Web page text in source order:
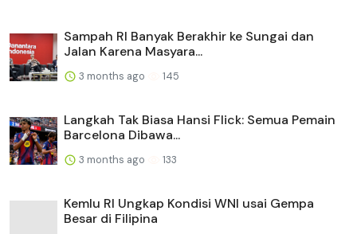
Sampah RI Banyak Berakhir ke Sungai dan
Jalan Karena Masyara...
3 months ago 145
Langkah Tak Biasa Hansi Flick: Semua Pemain
Barcelona Dibawa...
3 months ago 133
Kemlu RI Ungkap Kondisi WNI usai Gempa
Besar di Filipina